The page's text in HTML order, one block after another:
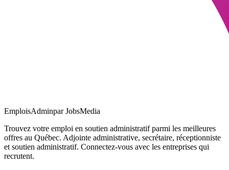
EmploisAdminpar JobsMedia
Trouvez votre emploi en soutien administratif parmi les meilleures
offres au Québec. Adjointe administrative, secrétaire, réceptionniste
et soutien administratif. Connectez-vous avec les entreprises qui
recrutent.